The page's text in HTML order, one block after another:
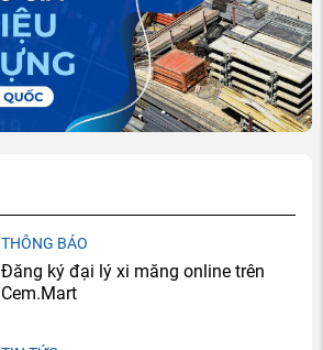
THÔNG BÁO
Đăng ký đại lý xi măng online trên
Cem.Mart